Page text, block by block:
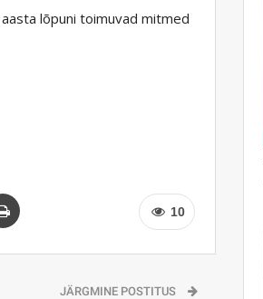
lõpuni toimuvad mitmed
10
JÄRGMINE POSTITUS